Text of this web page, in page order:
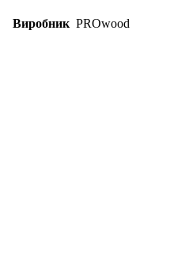
Виробник PROwood